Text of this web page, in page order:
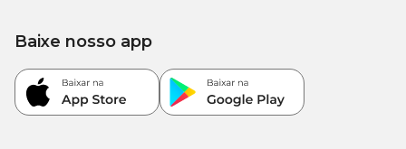
Baixe nosso app